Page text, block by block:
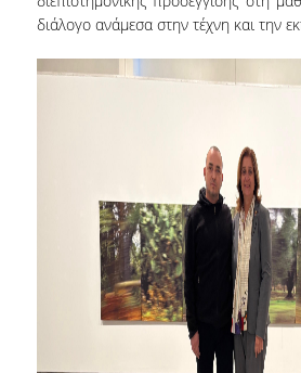
ΞΕΝΟΦΩΝ
ΕΘΝΙΚΟ ΜΟΥΣΕΙΟ
διάλογο ανάμεσα στην τέχνη και την